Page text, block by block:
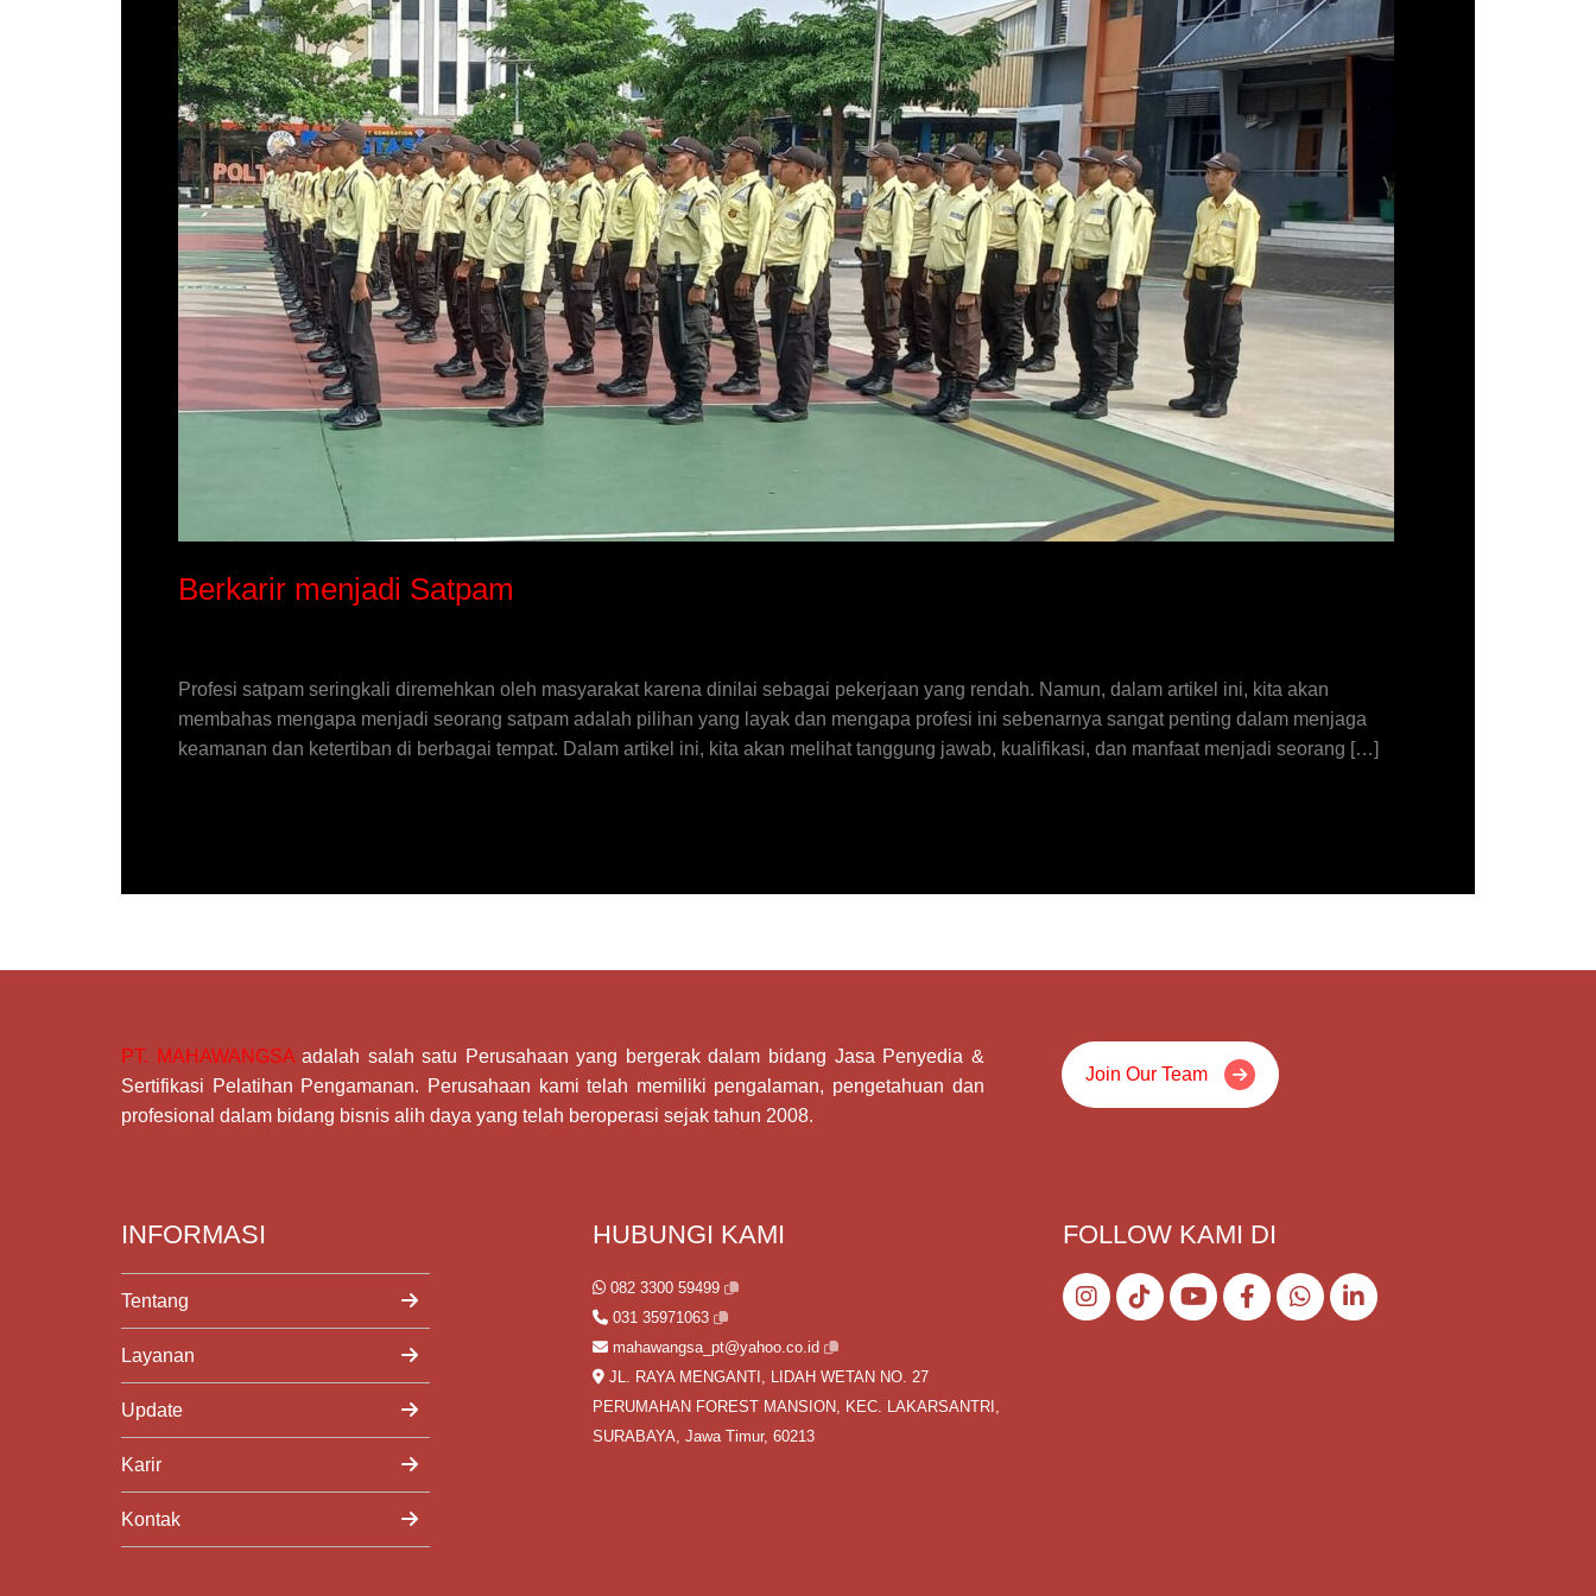
Berkarir menjadi Satpam
Profesi satpam seringkali diremehkan oleh masyarakat karena dinilai sebagai pekerjaan yang rendah. Namun, dalam artikel ini, kita akan
membahas mengapa menjadi seorang satpam adalah pilihan yang layak dan mengapa profesi ini sebenarnya sangat penting dalam menjaga
keamanan dan ketertiban di berbagai tempat. Dalam artikel ini, kita akan melihat tanggung jawab, kualifikasi, dan manfaat menjadi seorang […]
PT. MAHAWANGSA adalah salah satu Perusahaan yang bergerak dalam bidang Jasa Penyedia &
Sertifikasi Pelatihan Pengamanan. Perusahaan kami telah memiliki pengalaman, pengetahuan dan
profesional dalam bidang bisnis alih daya yang telah beroperasi sejak tahun 2008.
Join Our Team
INFORMASI
Tentang
Layanan
Update
Karir
Kontak
HUBUNGI KAMI
082 3300 59499
031 35971063
mahawangsa_pt@yahoo.co.id
JL. RAYA MENGANTI, LIDAH WETAN NO. 27
PERUMAHAN FOREST MANSION, KEC. LAKARSANTRI,
SURABAYA, Jawa Timur, 60213
FOLLOW KAMI DI